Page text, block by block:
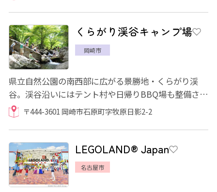
くらがり渓谷キャンプ場
岡崎市
県立自然公園の南西部に広がる景勝地・くらがり渓
谷。渓谷沿いにはテント村や日帰りBBQ場も整備され
ており、マス釣りやマスつかみも楽しむことがで...
〒444-3601 岡崎市石原町字牧原日影2-2
LEGOLAND® Japan
名古屋市